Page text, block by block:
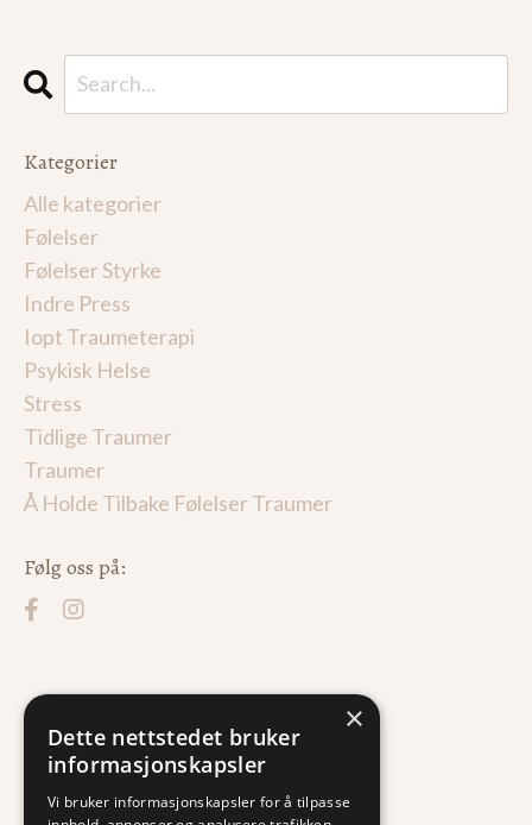
Kategorier
Alle kategorier
Følelser
Følelser Styrke
Indre Press
Iopt Traumeterapi
Psykisk Helse
Stress
Tidlige Traumer
Traumer
Å Holde Tilbake Følelser Traumer
Følg oss på:
×
Dette nettstedet bruker
informasjonskapsler
Vi bruker informasjonskapsler for å tilpasse